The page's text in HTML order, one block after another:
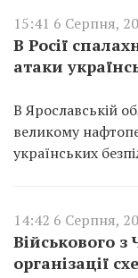
15:41 6 Серпня,
В Росії
атаки
В Ярославській
великому
українських
14:42 6 Серпня,
Військового
організації